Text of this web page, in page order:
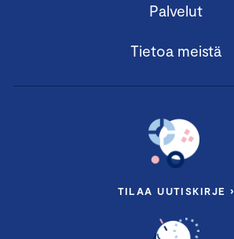
Palvelut
Tietoa meistä
TILAA UUTISKIRJE ›